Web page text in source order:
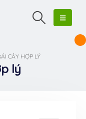
CÂY HỢP LÝ
lý